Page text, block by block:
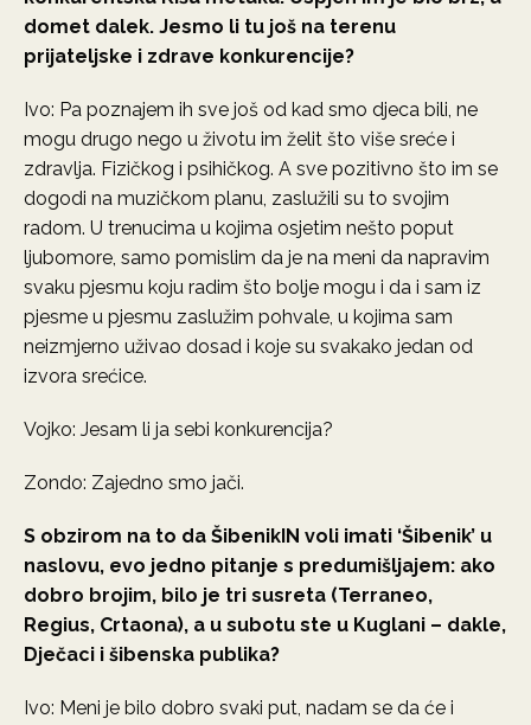
domet dalek. Jesmo li tu još na terenu
prijateljske i zdrave konkurencije?
Ivo: Pa poznajem ih sve još od kad smo djeca bili, ne
mogu drugo nego u životu im želit što više sreće i
zdravlja. Fizičkog i psihičkog. A sve pozitivno što im se
dogodi na muzičkom planu, zaslužili su to svojim
radom. U trenucima u kojima osjetim nešto poput
ljubomore, samo pomislim da je na meni da napravim
svaku pjesmu koju radim što bolje mogu i da i sam iz
pjesme u pjesmu zaslužim pohvale, u kojima sam
neizmjerno uživao dosad i koje su svakako jedan od
izvora srećice.
Vojko: Jesam li ja sebi konkurencija?
Zondo: Zajedno smo jači.
S obzirom na to da ŠibenikIN voli imati ‘Šibenik’ u
naslovu, evo jedno pitanje s predumišljajem: ako
dobro brojim, bilo je tri susreta (Terraneo,
Regius, Crtaona), a u subotu ste u Kuglani – dakle,
Dječaci i šibenska publika?
Ivo: Meni je bilo dobro svaki put, nadam se da će i